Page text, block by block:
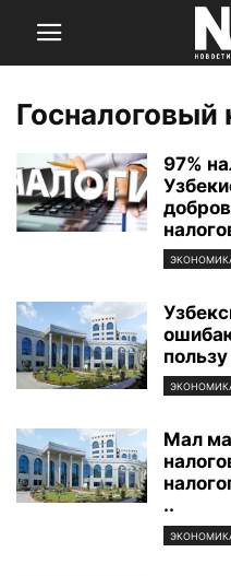
Госналоговый
97%
Мал
..